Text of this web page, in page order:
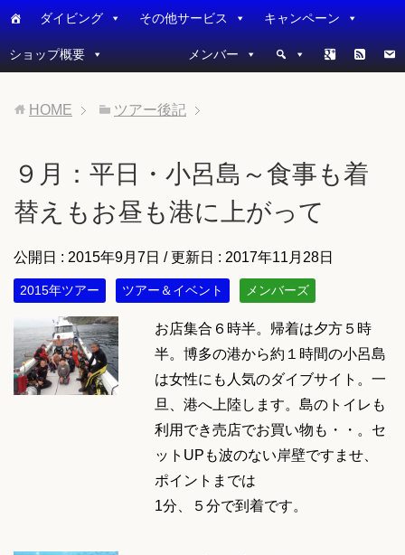
ダイビング その他サービス キャンペーン
ショップ概要 メンバー
HOME ツアー後記
９月：平日・小呂島～食事も着
替えもお昼も港に上がって
公開日 : 2015年9月7日 / 更新日 : 2017年11月28日
2015年ツアー ツアー＆イベント メンバーズ
お店集合６時半。帰着は夕方５時
半。博多の港から約１時間の小呂島
は女性にも人気のダイブサイト。一
旦、港へ上陸します。島のトイレも
利用でき売店でお買い物も・・。セ
ットUPも波のない岸壁ですませ、
ポイントまでは
1分、５分で到着です。